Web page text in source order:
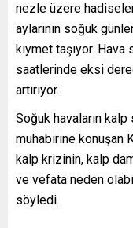
nezle üzere
aylarının soğuk
kıymet taşıyor. Hava
saatlerinde eksi
artırıyor.
Soğuk havaların
muhabirine konuşan
kalp krizinin, kalp
ve vefata neden
söyledi.